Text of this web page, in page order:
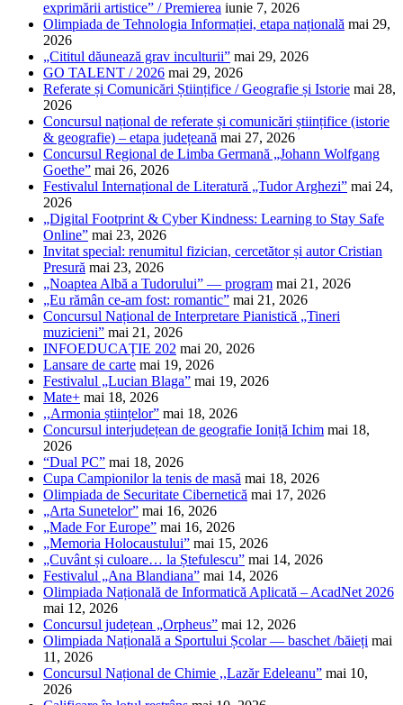
exprimării artistice” / Premierea iunie 7, 2026
Olimpiada de Tehnologia Informației, etapa națională mai 29,
2026
„Cititul dăunează grav inculturii” mai 29, 2026
GO TALENT / 2026 mai 29, 2026
Referate și Comunicări Științifice / Geografie și Istorie mai 28,
2026
Concursul național de referate și comunicări științifice (istorie
& geografie) – etapa județeană mai 27, 2026
Concursul Regional de Limba Germană „Johann Wolfgang
Goethe” mai 26, 2026
Festivalul Internațional de Literatură „Tudor Arghezi” mai 24,
2026
„Digital Footprint & Cyber Kindness: Learning to Stay Safe
Online” mai 23, 2026
Invitat special: renumitul fizician, cercetător și autor Cristian
Presură mai 23, 2026
„Noaptea Albă a Tudorului” — program mai 21, 2026
„Eu rămân ce-am fost: romantic” mai 21, 2026
Concursul Național de Interpretare Pianistică „Tineri
muzicieni” mai 21, 2026
INFOEDUCAȚIE 202 mai 20, 2026
Lansare de carte mai 19, 2026
Festivalul „Lucian Blaga” mai 19, 2026
Mate+ mai 18, 2026
,,Armonia științelor” mai 18, 2026
Concursul interjudețean de geografie Ioniță Ichim mai 18,
2026
“Dual PC” mai 18, 2026
Cupa Campionilor la tenis de masă mai 18, 2026
Olimpiada de Securitate Cibernetică mai 17, 2026
„Arta Sunetelor” mai 16, 2026
„Made For Europe” mai 16, 2026
„Memoria Holocaustului” mai 15, 2026
„Cuvânt și culoare… la Ștefulescu” mai 14, 2026
Festivalul „Ana Blandiana” mai 14, 2026
Olimpiada Națională de Informatică Aplicată – AcadNet 2026
mai 12, 2026
Concursul județean „Orpheus” mai 12, 2026
Olimpiada Națională a Sportului Școlar — baschet /băieți mai
11, 2026
Concursul Național de Chimie ,,Lazăr Edeleanu” mai 10,
2026